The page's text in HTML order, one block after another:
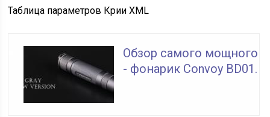
Таблица параметров Крии XML
Обзор самого мощного
- фонарик Convoy BD01.